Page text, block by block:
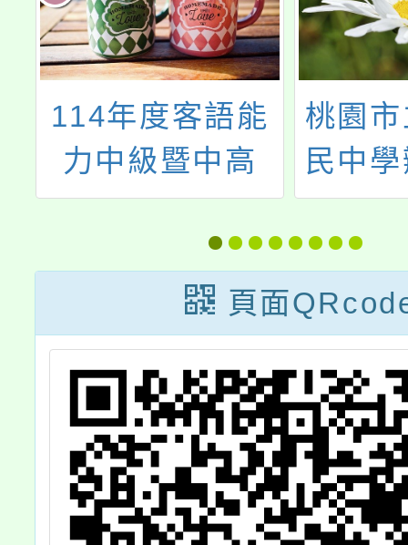
桃園市立武漢國
民中學辦理客家
傳統竹編工藝
115學
資類
育學
頁面